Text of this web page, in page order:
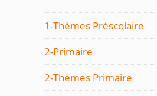
1-Thèmes Préscolaire
2-Primaire
2-Thèmes Primaire